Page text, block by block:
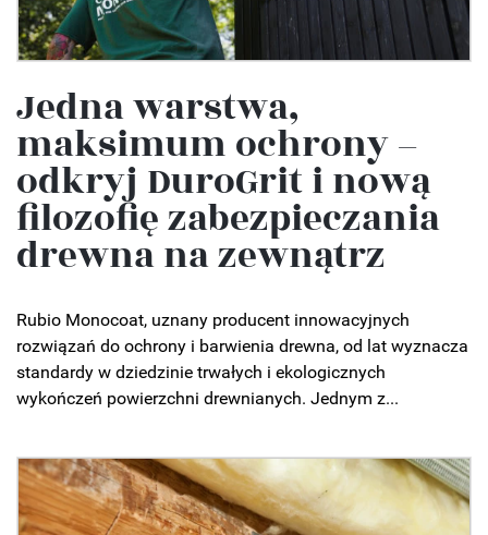
Jedna warstwa,
maksimum ochrony –
odkryj DuroGrit i nową
filozofię zabezpieczania
drewna na zewnątrz
Rubio Monocoat, uznany producent innowacyjnych
rozwiązań do ochrony i barwienia drewna, od lat wyznacza
standardy w dziedzinie trwałych i ekologicznych
wykończeń powierzchni drewnianych. Jednym z...